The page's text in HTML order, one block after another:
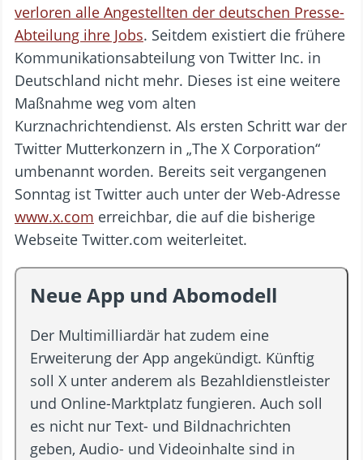
verloren alle Angestellten der deutschen Presse-
Abteilung ihre Jobs. Seitdem existiert die frühere
Kommunikationsabteilung von Twitter Inc. in
Deutschland nicht mehr. Dieses ist eine weitere
Maßnahme weg vom alten
Kurznachrichtendienst. Als ersten Schritt war der
Twitter Mutterkonzern in „The X Corporation“
umbenannt worden. Bereits seit vergangenen
Sonntag ist Twitter auch unter der Web-Adresse
www.x.com erreichbar, die auf die bisherige
Webseite Twitter.com weiterleitet.
Neue App und Abomodell
Der Multimilliardär hat zudem eine
Erweiterung der App angekündigt. Künftig
soll X unter anderem als Bezahldienstleister
und Online-Marktplatz fungieren. Auch soll
es nicht nur Text- und Bildnachrichten
geben, Audio- und Videoinhalte sind in